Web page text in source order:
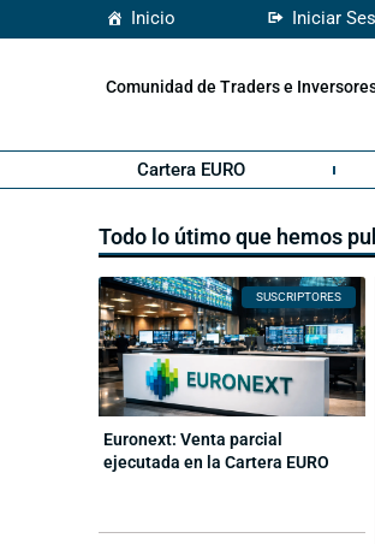
Inicio Iniciar
Comunidad de Traders e
Cartera EURO
Todo lo útimo que hemos
SUSCRIPTORES
Euronext: Venta parcial
ejecutada en la Cartera EURO